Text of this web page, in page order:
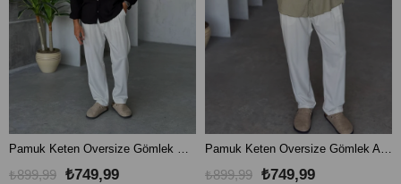
₺749,99
₺899,99 ₺749,99
₺899,99